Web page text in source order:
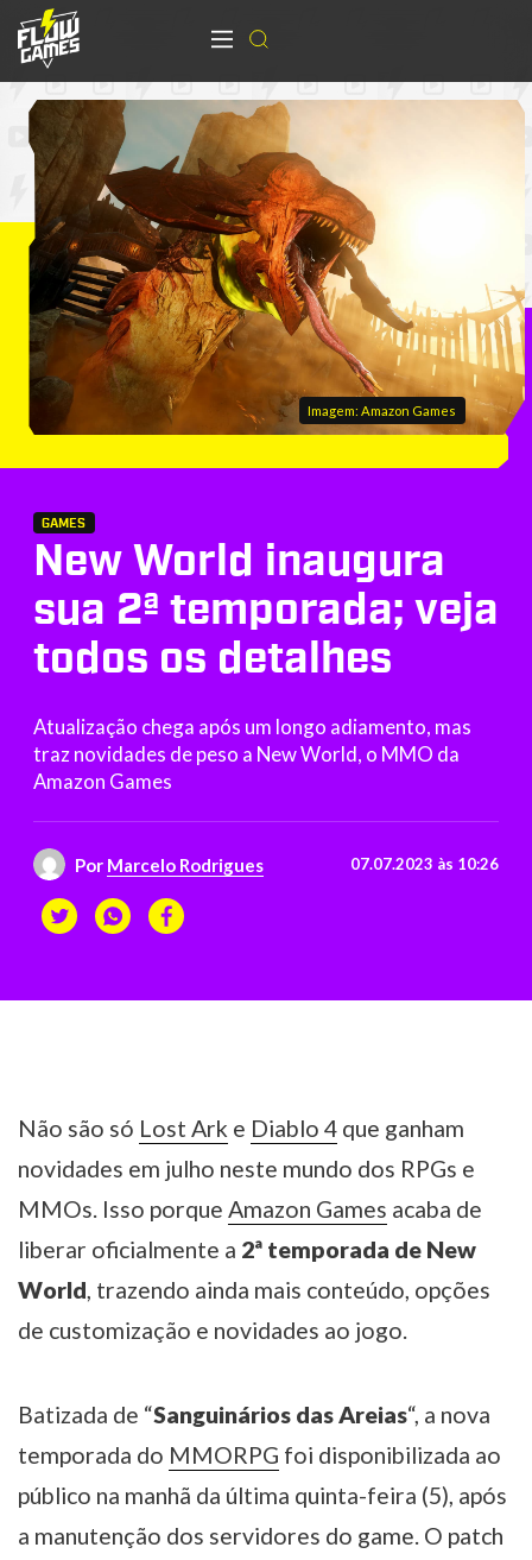
Imagem: Amazon Games
GAMES
New World inaugura
sua 2ª temporada; veja
todos os detalhes
Atualização chega após um longo adiamento, mas
traz novidades de peso a New World, o MMO da
Amazon Games
Por Marcelo Rodrigues 07.07.2023 às 10:26
Não são só Lost Ark e Diablo 4 que ganham
novidades em julho neste mundo dos RPGs e
MMOs. Isso porque Amazon Games acaba de
liberar oficialmente a 2ª temporada de New
World , trazendo ainda mais conteúdo, opções
de customização e novidades ao jogo.
Batizada de “Sanguinários das Areias“, a nova
temporada do MMORPG foi disponibilizada ao
público na manhã da última quinta-feira (5), após
a manutenção dos servidores do game. O patch